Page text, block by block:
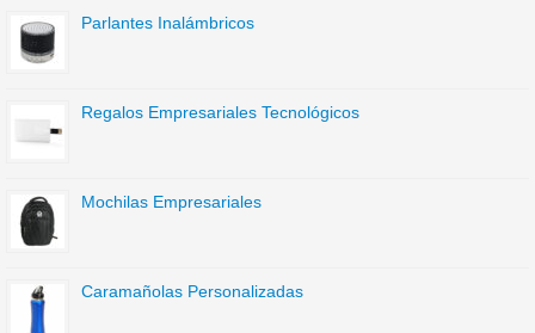
Parlantes Inalámbricos
Regalos Empresariales Tecnológicos
Mochilas Empresariales
Caramañolas Personalizadas